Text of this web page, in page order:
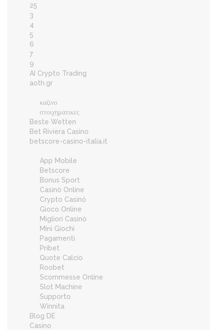
25
3
4
5
6
7
9
AI Crypto Trading
aoth.gr
καζινο
στοιχηματικες
Beste Wetten
Bet Riviera Casino
betscore-casino-italia.it
App Mobile
Betscore
Bonus Sport
Casinò Online
Crypto Casinò
Gioco Online
Migliori Casinò
Mini Giochi
Pagamenti
Pribet
Quote Calcio
Roobet
Scommesse Online
Slot Machine
Supporto
Winnita
Blog DE
Casino